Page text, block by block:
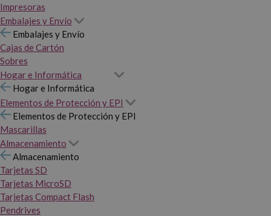
Impresoras
Embalajes y Envío
Embalajes y Envío
Cajas de Cartón
Sobres
Hogar e Informática
Hogar e Informática
Elementos de Protección y EPI
Elementos de Protección y EPI
Mascarillas
Almacenamiento
Almacenamiento
Tarjetas SD
Tarjetas MicroSD
Tarjetas Compact Flash
Pendrives